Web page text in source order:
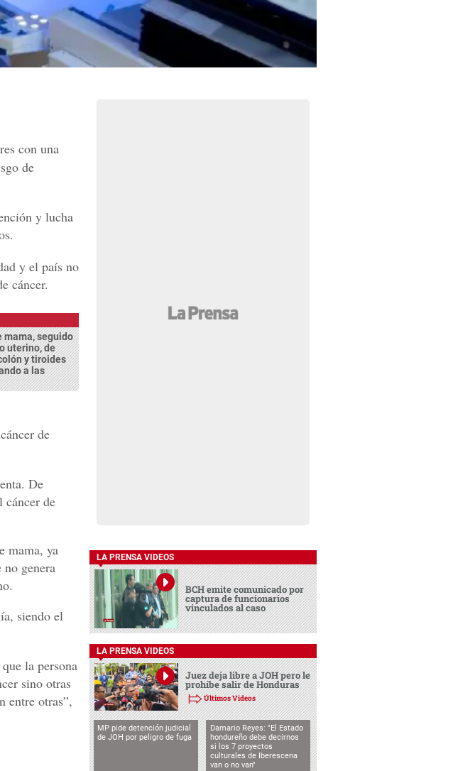
con una
de
y lucha
y el país no
cáncer.
mama, seguido
uterino, de
y tiroides
a las
de
De
cáncer de
mama, ya
no genera
siendo el
la persona
sino otras
entre otras”,
LA PRENSA VIDEOS
BCH emite comunicado por
captura de funcionarios
vinculados al caso
LA PRENSA VIDEOS
Juez deja libre a JOH pero le
prohíbe salir de Honduras
Últimos Videos
MP pide detención judicial
de JOH por peligro de fuga
Damario Reyes: "El Estado
hondureño debe decirnos
si los 7 proyectos
culturales de Iberescena
van o no van"